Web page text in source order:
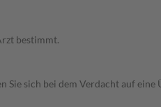
bestimmt.
sich bei dem Verdacht auf